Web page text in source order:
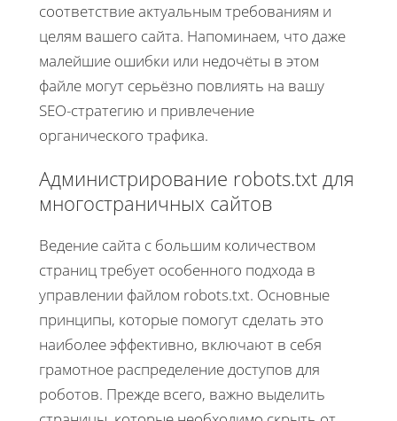
соответствие актуальным требованиям и
целям вашего сайта. Напоминаем, что даже
малейшие ошибки или недочёты в этом
файле могут серьёзно повлиять на вашу
SEO-стратегию и привлечение
органического трафика.
Администрирование robots.txt для
многостраничных сайтов
Ведение сайта с большим количеством
страниц требует особенного подхода в
управлении файлом robots.txt. Основные
принципы, которые помогут сделать это
наиболее эффективно, включают в себя
грамотное распределение доступов для
роботов. Прежде всего, важно выделить